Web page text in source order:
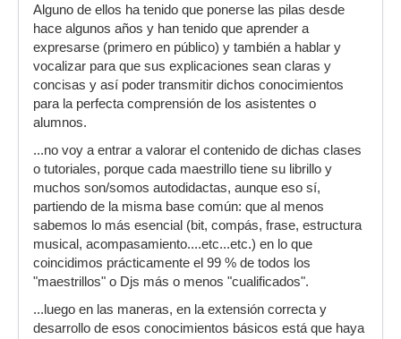
Alguno de ellos ha tenido que ponerse las pilas desde
hace algunos años y han tenido que aprender a
expresarse (primero en público) y también a hablar y
vocalizar para que sus explicaciones sean claras y
concisas y así poder transmitir dichos conocimientos
para la perfecta comprensión de los asistentes o
alumnos.
...no voy a entrar a valorar el contenido de dichas clases
o tutoriales, porque cada maestrillo tiene su librillo y
muchos son/somos autodidactas, aunque eso sí,
partiendo de la misma base común: que al menos
sabemos lo más esencial (bit, compás, frase, estructura
musical, acompasamiento....etc...etc.) en lo que
coincidimos prácticamente el 99 % de todos los
"maestrillos" o Djs más o menos "cualificados".
...luego en las maneras, en la extensión correcta y
desarrollo de esos conocimientos básicos está que haya